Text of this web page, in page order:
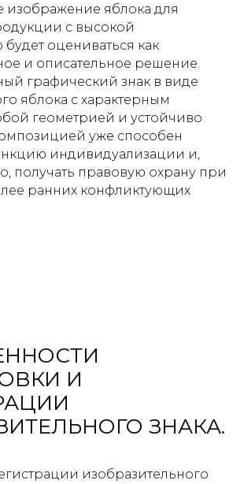
изображение яблока для
с высокой
будет оцениваться как
и описательное решение.
графический знак в виде
яблока с характерным
геометрией и устойчиво
уже способен
индивидуализации и,
получать правовую охрану при
ранних конфликтующих
И
ЗНАКА.
изобразительного